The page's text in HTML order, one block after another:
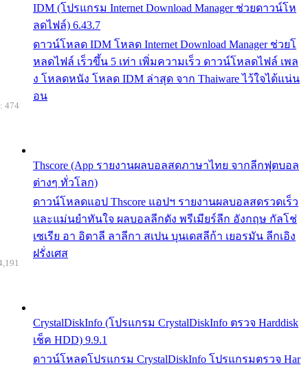
IDM (โปรแกรม Internet Download Manager ช่วยดาวน์โห
ลดไฟล์) 6.43.7
ดาวน์โหลด IDM โหลด Internet Download Manager ช่วยโ
หลดไฟล์ เร็วขึ้น 5 เท่า เพิ่มความเร็ว ดาวน์โหลดไฟล์ เพล
ง โหลดหนัง โหลด IDM ล่าสุด จาก Thaiware ไว้ใจได้แน่น
อน
Thscore (App รายงานผลบอลสดภาษาไทย จากลีกฟุตบอล
ต่างๆ ทั่วโลก)
ดาวน์โหลดแอป Thscore แอปฯ รายงานผลบอลสดรวดเร็ว
และแม่นยำทันใจ ผลบอลลีกดัง พรีเมียร์ลีก อังกฤษ กัลโช่
เซเรีย อา อิตาลี ลาลีกา สเปน บุนเดสลีก้า เยอรมัน ลีกเอิง
ฝรั่งเศส
474
CrystalDiskInfo (โปรแกรม CrystalDiskInfo ตรวจ Harddisk
เช็ค HDD) 9.9.1
ดาวน์โหลดโปรแกรม CrystalDiskInfo โปรแกรมตรวจ Har